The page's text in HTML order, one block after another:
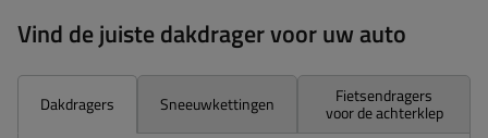
Vind de juiste dakdrager voor uw auto
Dakdragers Sneeuwkettingen Fietsendragers
voor de achterklep